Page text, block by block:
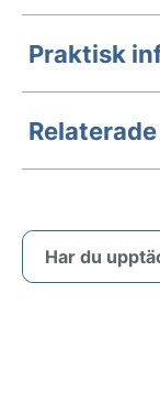
Praktisk
Har du